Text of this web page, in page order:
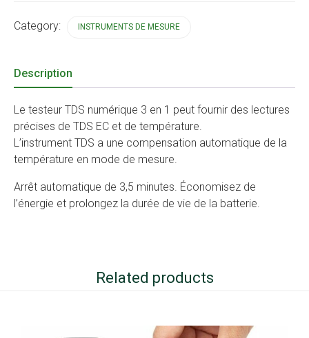
Category: INSTRUMENTS DE MESURE
Description
Le testeur TDS numérique 3 en 1 peut fournir des lectures
précises de TDS EC et de température.
L’instrument TDS a une compensation automatique de la
température en mode de mesure.
Arrêt automatique de 3,5 minutes. Économisez de
l’énergie et prolongez la durée de vie de la batterie.
Related products